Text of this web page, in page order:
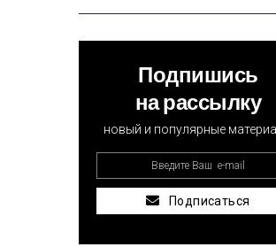
Подпишись
на рассылку
новый и популярные
Подписаться